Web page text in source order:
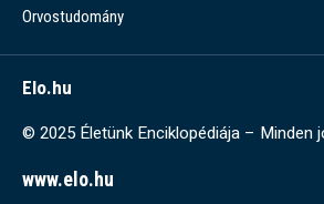
Orvostudomány
Elo.hu
© 2025 Életünk Enciklopédiája – Minden
www.elo.hu